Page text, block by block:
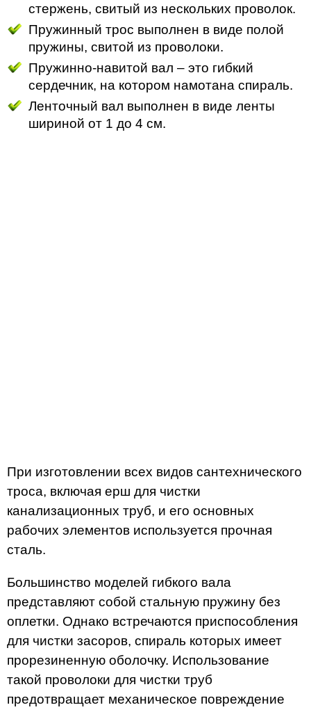
стержень, свитый из нескольких проволок.
Пружинный трос выполнен в виде полой
пружины, свитой из проволоки.
Пружинно-навитой вал – это гибкий
сердечник, на котором намотана спираль.
Ленточный вал выполнен в виде ленты
шириной от 1 до 4 см.
При изготовлении всех видов сантехнического
троса, включая ерш для чистки
канализационных труб, и его основных
рабочих элементов используется прочная
сталь.
Большинство моделей гибкого вала
представляют собой стальную пружину без
оплетки. Однако встречаются приспособления
для чистки засоров, спираль которых имеет
прорезиненную оболочку. Использование
такой проволоки для чистки труб
предотвращает механическое повреждение